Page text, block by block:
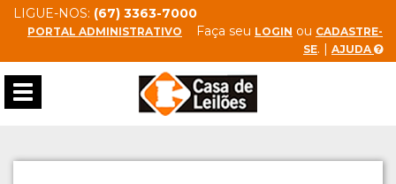
LIGUE-NOS: (67) 3363-7000
PORTAL ADMINISTRATIVO Faça seu LOGIN ou CADASTRE-
SE. | AJUDA
Toggle
navigation